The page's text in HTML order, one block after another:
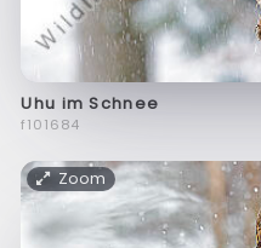
Uhu im Schnee
f101684
Zoom